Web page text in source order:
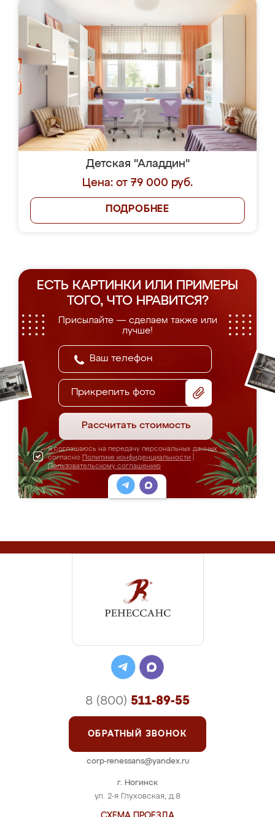
Детская "Аладдин"
Цена: от 79 000 руб.
ПОДРОБНЕЕ
ЕСТЬ КАРТИНКИ ИЛИ ПРИМЕРЫ
ТОГО, ЧТО НРАВИТСЯ?
Присылайте — сделаем также или
лучше!
Прикрепить фото
Рассчитать стоимость
Я соглашаюсь на передачу персональных данных
согласно Политике конфиденциальности
Пользовательскому соглашению
г. Ногинск
ул. 2-я Глуховская, д.8
8 (800) 511-89-55
ОБРАТНЫЙ ЗВОНОК
corp-renessans@yandex.ru